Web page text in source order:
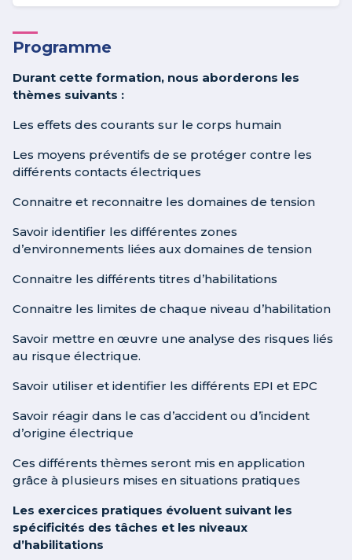
Programme
Durant cette formation, nous aborderons les
thèmes suivants :
Les effets des courants sur le corps humain
Les moyens préventifs de se protéger contre les
différents contacts électriques
Connaitre et reconnaitre les domaines de tension
Savoir identifier les différentes zones
d’environnements liées aux domaines de tension
Connaitre les différents titres d’habilitations
Connaitre les limites de chaque niveau d’habilitation
Savoir mettre en œuvre une analyse des risques liés
au risque électrique.
Savoir utiliser et identifier les différents EPI et EPC
Savoir réagir dans le cas d’accident ou d’incident
d’origine électrique
Ces différents thèmes seront mis en application
grâce à plusieurs mises en situations pratiques
Les exercices pratiques évoluent suivant les
spécificités des tâches et les niveaux
d’habilitations